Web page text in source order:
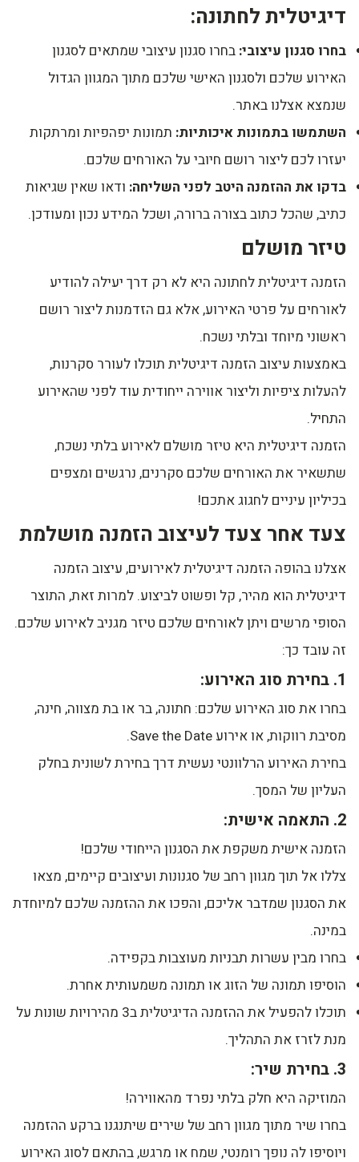
דיגיטלית לחתונה:
בחרו סגנון עיצובי: בחרו סגנון עיצובי שמתאים לסגנון
האירוע שלכם ולסגנון האישי שלכם מתוך המגוון הגדול
שנמצא אצלנו באתר.
השתמשו בתמונות איכותיות: תמונות יפהפיות ומרתקות
יעזרו לכם ליצור רושם חיובי על האורחים שלכם.
בדקו את ההזמנה היטב לפני השליחה: ודאו שאין שגיאות
כתיב, שהכל כתוב בצורה ברורה, ושכל המידע נכון ומעודכן.
טיזר מושלם
הזמנה דיגיטלית לחתונה היא לא רק דרך יעילה להודיע
לאורחים על פרטי האירוע, אלא גם הזדמנות ליצור רושם
ראשוני מיוחד ובלתי נשכח.
באמצעות עיצוב הזמנה דיגיטלית תוכלו לעורר סקרנות,
להעלות ציפיות וליצור אווירה ייחודית עוד לפני שהאירוע
התחיל.
הזמנה דיגיטלית היא טיזר מושלם לאירוע בלתי נשכח,
שתשאיר את האורחים שלכם סקרנים, נרגשים ומצפים
בכיליון עיניים לחגוג אתכם!
צעד אחר צעד לעיצוב הזמנה מושלמת
אצלנו בהופה הזמנה דיגיטלית לאירועים, עיצוב הזמנה
דיגיטלית הוא מהיר, קל ופשוט לביצוע. למרות זאת, התוצר
הסופי מרשים ויתן לאורחים שלכם טיזר מגניב לאירוע שלכם.
זה עובד כך:
1. בחירת סוג האירוע:
בחרו את סוג האירוע שלכם: חתונה, בר או בת מצווה, חינה,
מסיבת רווקות, או אירוע Save the Date.
בחירת האירוע הרלוונטי נעשית דרך בחירת לשונית בחלק
העליון של המסך.
2. התאמה אישית:
הזמנה אישית משקפת את הסגנון הייחודי שלכם!
צללו אל תוך מגוון רחב של סגנונות ועיצובים קיימים, מצאו
את הסגנון שמדבר אליכם, והפכו את ההזמנה שלכם למיוחדת
במינה.
בחרו מבין עשרות תבניות מעוצבות בקפידה.
הוסיפו תמונה של הזוג או תמונה משמעותית אחרת.
תוכלו להפעיל את ההזמנה הדיגיטלית ב3 מהירויות שונות על
מנת לזרז את התהליך.
3. בחירת שיר:
המוזיקה היא חלק בלתי נפרד מהאווירה!
בחרו שיר מתוך מגוון רחב של שירים שיתנגנו ברקע ההזמנה
ויוסיפו לה נופך רומנטי, שמח או מרגש, בהתאם לסוג האירוע